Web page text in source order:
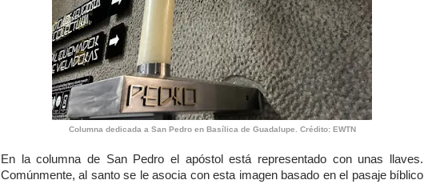
Columna dedicada a San Pedro en Basílica de Guadalupe. Crédito: EWTN
En la columna de San Pedro el apóstol está representado con unas llaves.
Comúnmente, al santo se le asocia con esta imagen basado en el pasaje bíblico